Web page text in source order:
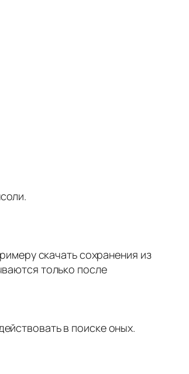
скачать сохранения из
только после
в поиске оных.